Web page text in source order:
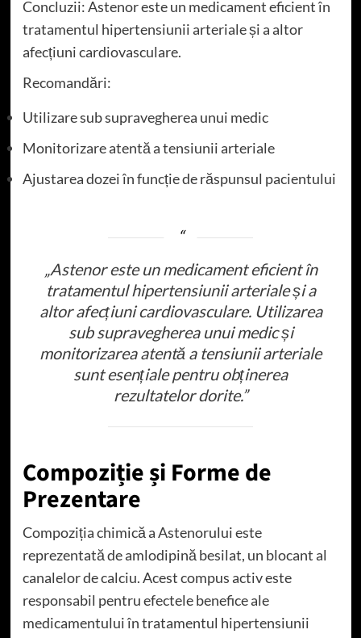
Concluzii: Astenor este un medicament eficient în
tratamentul hipertensiunii arteriale și a altor
afecțiuni cardiovasculare.
Recomandări:
Utilizare sub supravegherea unui medic
Monitorizare atentă a tensiunii arteriale
Ajustarea dozei în funcție de răspunsul pacientului
„Astenor este un medicament eficient în
tratamentul hipertensiunii arteriale și a
altor afecțiuni cardiovasculare. Utilizarea
sub supravegherea unui medic și
monitorizarea atentă a tensiunii arteriale
sunt esențiale pentru obținerea
rezultatelor dorite.”
Compoziție și Forme de
Prezentare
Compoziția chimică a Astenorului este
reprezentată de amlodipină besilat, un blocant al
canalelor de calciu. Acest compus activ este
responsabil pentru efectele benefice ale
medicamentului în tratamentul hipertensiunii